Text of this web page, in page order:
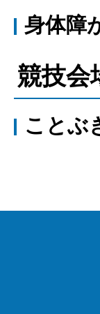
身体障
競技会
ことぶ